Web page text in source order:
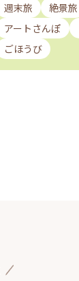
週末旅 絶景旅
アートさんぽ
ごほうび